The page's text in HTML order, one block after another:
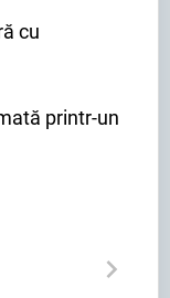
cu
printr-un